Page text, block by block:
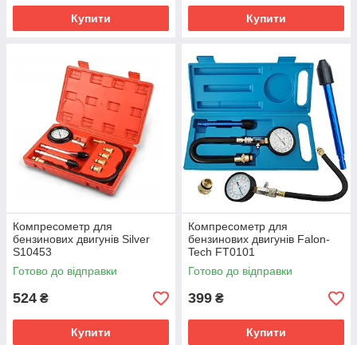
Купити Купити
Компресометр для
бензинових двигунів Silver
S10453
Готово до відправки
524 ₴
Купити
Компресометр для
бензинових двигунів Falon-
Tech FT0101
Готово до відправки
399 ₴
Купити